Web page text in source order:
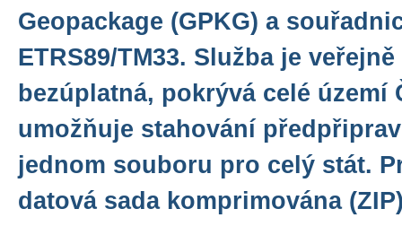
Geopackage (GPKG) a
ETRS89/TM33. Služba je
bezúplatná, pokrývá celé území
umožňuje stahování
jednom souboru pro celý stát.
datová sada komprimována